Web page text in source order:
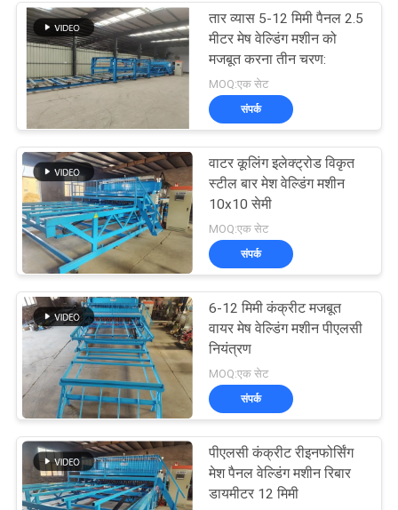
वेल्डेड तार जाल मशीन
स्टील झंझरी वेल्डिंग मशीन
रेजर कांटेदार तार मशीन
तार व्यास 5-12 मिमी पैनल 2.5
मीटर मेष वेल्डिंग मशीन को
मजबूत करना तीन चरण:
MOQ:एक सेट
संपर्क
वाटर कूलिंग इलेक्ट्रोड विकृत
स्टील बार मेश वेल्डिंग मशीन
10x10 सेमी
MOQ:एक सेट
संपर्क
6-12 मिमी कंक्रीट मजबूत
वायर मेष वेल्डिंग मशीन पीएलसी
नियंत्रण
MOQ:एक सेट
संपर्क
पीएलसी कंक्रीट रीइनफोर्सिंग
मेश पैनल वेल्डिंग मशीन रिबार
डायमीटर 12 मिमी